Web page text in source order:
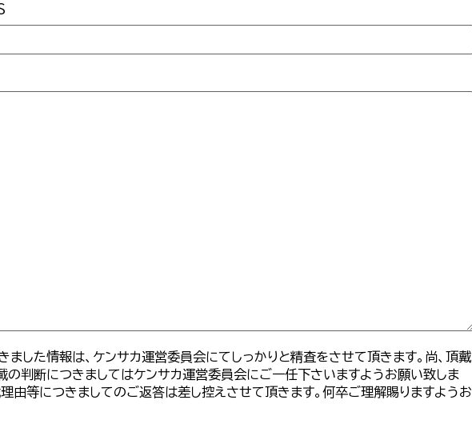
ました情報は、ケンサカ運営委員会にてしっかりと精査をさせて頂きます。尚、頂戴
の判断につきましてはケンサカ運営委員会にご一任下さいますようお願い致しま
理由等につきましてのご返答は差し控えさせて頂きます。何卒ご理解賜りますようお